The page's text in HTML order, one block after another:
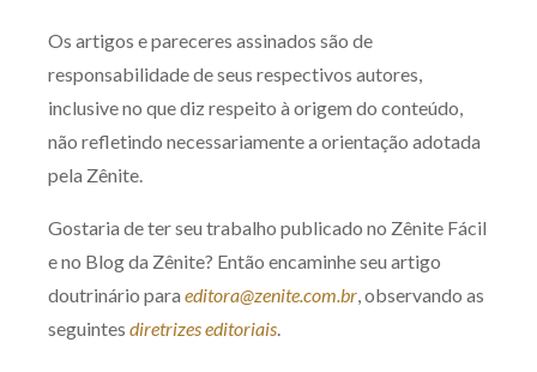
Os artigos e pareceres assinados são de
responsabilidade de seus respectivos autores,
inclusive no que diz respeito à origem do conteúdo,
não refletindo necessariamente a orientação adotada
pela Zênite.
Gostaria de ter seu trabalho publicado no Zênite Fácil
e no Blog da Zênite? Então encaminhe seu artigo
doutrinário para editora@zenite.com.br , observando as
seguintes diretrizes editoriais